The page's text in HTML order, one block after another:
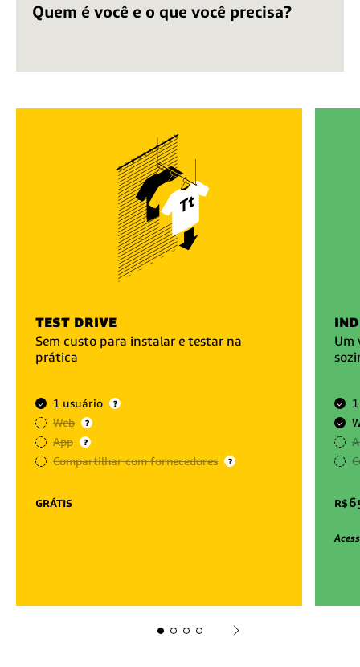
Quem é você e o que você precisa?
test drive
Sem custo para instalar e testar na
prática
1 usuário ?
Web ?
App ?
Compartilhar com fornecedores ?
grátis
Um
r$